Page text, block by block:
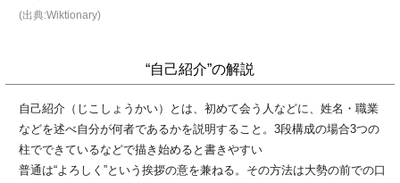
(出典:Wiktionary)
“自己紹介”の解説
自己紹介（じこしょうかい）とは、初めて会う人などに、姓名・職業
などを述べ自分が何者であるかを説明すること。3段構成の場合3つの
柱でできているなどで描き始めると書きやすい
普通は“よろしく”という挨拶の意を兼ねる。その方法は大勢の前での口